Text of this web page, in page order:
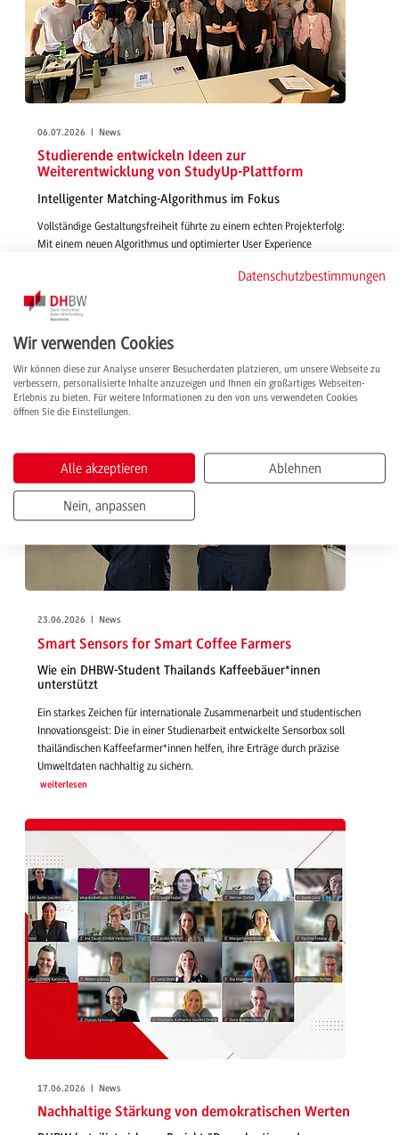
06.07.2026 | News
Studierende entwickeln Ideen zur
Weiterentwicklung von StudyUp-Plattform
Intelligenter Matching-Algorithmus im Fokus
Vollständige Gestaltungsfreiheit führte zu einem echten Projekterfolg:
Mit einem neuen Algorithmus und optimierter User Experience
smarte und passgenaue Features für die Vermittlung von Studienplätzen
über StudyUp.
weiterlesen
23.06.2026 | News
Smart Sensors for Smart Coffee Farmers
Wie ein DHBW-Student Thailands Kaffeebäuer*innen
unterstützt
Ein starkes Zeichen für internationale Zusammenarbeit und studentischen
Innovationsgeist: Die in einer Studienarbeit entwickelte Sensorbox soll
thailändischen Kaffeefarmer*innen helfen, ihre Erträge durch präzise
Umweltdaten nachhaltig zu sichern.
weiterlesen
17.06.2026 | News
Nachhaltige Stärkung von demokratischen Werten
Datenschutzbestimmungen
Wir verwenden Cookies
Wir können diese zur Analyse unserer Besucherdaten platzieren, um unsere Webseite zu
verbessern, personalisierte Inhalte anzuzeigen und Ihnen ein großartiges Webseiten-
Erlebnis zu bieten. Für weitere Informationen zu den von uns verwendeten Cookies
öffnen Sie die Einstellungen.
Alle akzeptieren Ablehnen
Nein, anpassen